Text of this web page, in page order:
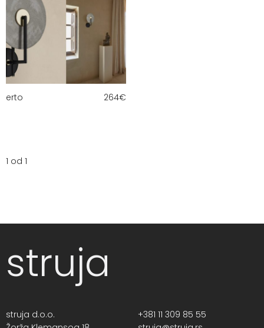
erto 264€
1 od 1
struja
struja d.o.o.
+381 11 309 85 55